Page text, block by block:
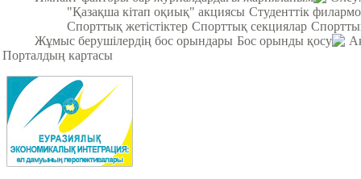
"Қазақша кітап оқиық" акциясы Студенттік
Спорттық жетістіктер Спорттық секциялар
Жұмыс берушілердің бос орындары Бос орынды қосу
Порталдың картасы